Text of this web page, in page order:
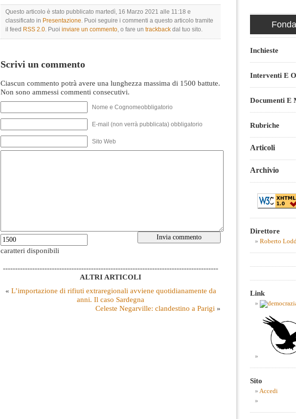
Questo articolo è stato pubblicato martedì, 16 Marzo 2021 alle 11:18 e
classificato in Presentazione. Puoi seguire i commenti a questo articolo tramite
il feed RSS 2.0. Puoi inviare un commento, o fare un trackback dal tuo sito.
Scrivi un commento
Ciascun commento potrà avere una lunghezza massima di 1500 battute.
Non sono ammessi commenti consecutivi.
Nome e Cognomeobbligatorio
E-mail (non verrà pubblicata) obbligatorio
Sito Web
caratteri disponibili
----------------------------------------------------------------------------------------
ALTRI ARTICOLI
« L’importazione di rifiuti extraregionali avviene quotidianamente da
anni. Il caso Sardegna
Celeste Negarville: clandestino a Parigi »
Inchieste
Interventi E
Documenti E
Rubriche
Articoli
Archivio
Direttore
Roberto
Link
Sito
Accedi